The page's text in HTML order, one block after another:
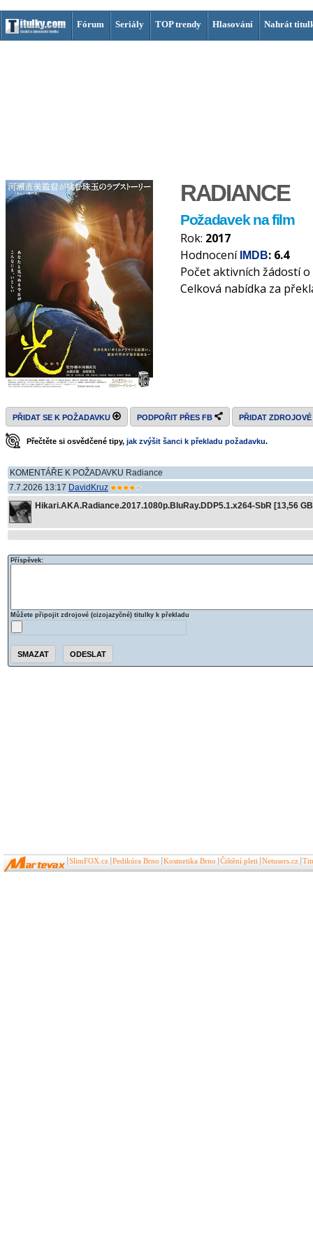
Fórum Seriály TOP trendy Hlasování Nahrát
RADIANCE
Požadavek na film
Rok: 2017
Hodnocení IMDB: 6.4
Počet aktivních žádostí
Celková nabídka za
PŘIDAT SE K POŽADAVKU PODPOŘIT PŘES FB PŘIDAT
Přečtěte si osvědčené tipy, jak zvýšit šanci k překladu požadavku.
KOMENTÁŘE K POŽADAVKU Radiance
7.7.2026 13:17 DavidKruz
Hikari.AKA.Radiance.2017.1080p.BluRay.DDP5.1.x264-SbR [13,56
Příspěvek:
Můžete připojit zdrojové (cizojazyčné) titulky k překladu
SlimFOX.cz Pedikúra Brno Kosmetika Brno Čištění pleti Netusers.cz